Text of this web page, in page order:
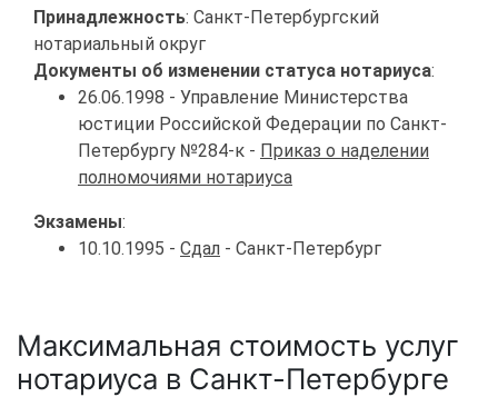
Принадлежность: Санкт-Петербургский
нотариальный округ
Документы об изменении статуса нотариуса:
26.06.1998 - Управление Министерства
юстиции Российской Федерации по Санкт-
Петербургу №284-к - Приказ о наделении
полномочиями нотариуса
Экзамены:
10.10.1995 - Сдал - Санкт-Петербург
Максимальная стоимость услуг
нотариуса в Санкт-Петербурге